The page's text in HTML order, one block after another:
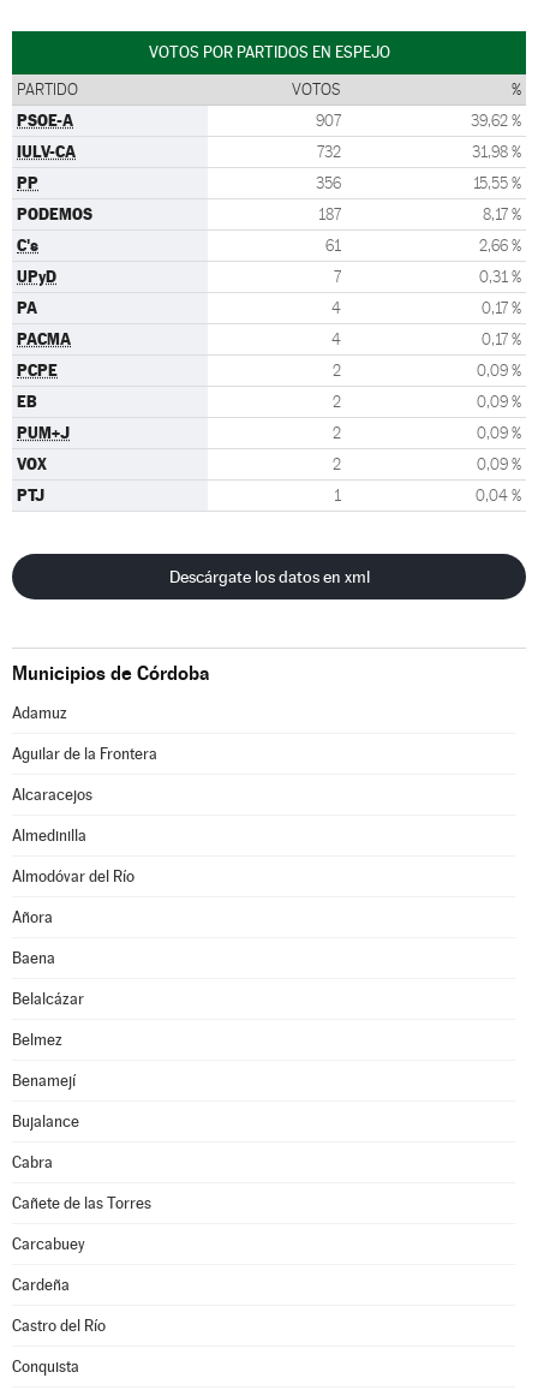
VOTOS POR PARTIDOS EN ESPEJO
PARTIDO VOTOS %
PSOE-A 907 39,62 %
IULV-CA 732 31,98 %
PP 356 15,55 %
PODEMOS 187 8,17 %
C's 61 2,66 %
UPyD 7 0,31 %
PA 4 0,17 %
PACMA 4 0,17 %
PCPE 2 0,09 %
EB 2 0,09 %
PUM+J 2 0,09 %
VOX 2 0,09 %
PTJ 1 0,04 %
Descárgate los datos en xml
Municipios de Córdoba
Adamuz
Aguilar de la Frontera
Alcaracejos
Almedinilla
Almodóvar del Río
Añora
Baena
Belalcázar
Belmez
Benamejí
Bujalance
Cabra
Cañete de las Torres
Carcabuey
Cardeña
Castro del Río
Conquista